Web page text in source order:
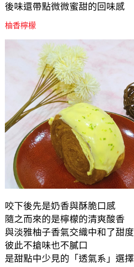
後味還帶點微微蜜甜的回味感
柚香檸檬
咬下後先是奶香與酥脆口感
隨之而來的是檸檬的清爽酸香
與淡雅柚子香氣交織中和了甜度
彼此不搶味也不膩口
是甜點中少見的「透氣系」選擇